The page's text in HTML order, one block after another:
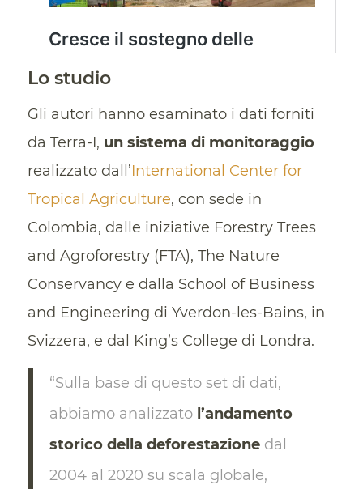
Lo studio
Gli autori hanno esaminato i dati forniti
da Terra-I, un sistema di monitoraggio
realizzato dall’International Center for
Tropical Agriculture, con sede in
Colombia, dalle iniziative Forestry Trees
and Agroforestry (FTA), The Nature
Conservancy e dalla School of Business
and Engineering di Yverdon-les-Bains, in
Svizzera, e dal King’s College di Londra.
“Sulla base di questo set di dati,
abbiamo analizzato l’andamento
storico della deforestazionedal
2004 al 2020 su scala globale,